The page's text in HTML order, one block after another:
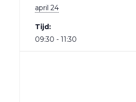
april 24
Tijd:
09:30 - 11:30